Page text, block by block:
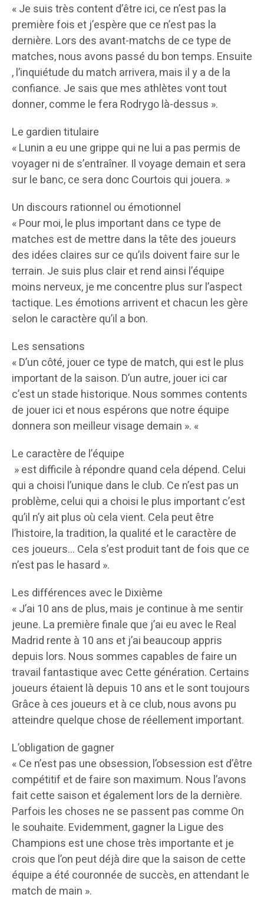
« Je suis très content d’être ici, ce n’est pas la
première fois et j’espère que ce n’est pas la
dernière. Lors des avant-matchs de ce type de
matches, nous avons passé du bon temps. Ensuite
, l’inquiétude du match arrivera, mais il y a de la
confiance. Je sais que mes athlètes vont tout
donner, comme le fera Rodrygo là-dessus ».
Le gardien titulaire
« Lunin a eu une grippe qui ne lui a pas permis de
voyager ni de s’entraîner. Il voyage demain et sera
sur le banc, ce sera donc Courtois qui jouera. »
Un discours rationnel ou émotionnel
« Pour moi, le plus important dans ce type de
matches est de mettre dans la tête des joueurs
des idées claires sur ce qu’ils doivent faire sur le
terrain. Je suis plus clair et rend ainsi l’équipe
moins nerveux, je me concentre plus sur l’aspect
tactique. Les émotions arrivent et chacun les gère
selon le caractère qu’il a bon.
Les sensations
« D’un côté, jouer ce type de match, qui est le plus
important de la saison. D’un autre, jouer ici car
c’est un stade historique. Nous sommes contents
de jouer ici et nous espérons que notre équipe
donnera son meilleur visage demain ». «
Le caractère de l’équipe
» est difficile à répondre quand cela dépend. Celui
qui a choisi l’unique dans le club. Ce n’est pas un
problème, celui qui a choisi le plus important c’est
qu’il n’y ait plus où cela vient. Cela peut être
l’histoire, la tradition, la qualité et le caractère de
ces joueurs… Cela s’est produit tant de fois que ce
n’est pas le hasard ».
Les différences avec le Dixième
« J’ai 10 ans de plus, mais je continue à me sentir
jeune. La première finale que j’ai eu avec le Real
Madrid rente à 10 ans et j’ai beaucoup appris
depuis lors. Nous sommes capables de faire un
travail fantastique avec Cette génération. Certains
joueurs étaient là depuis 10 ans et le sont toujours
Grâce à ces joueurs et à ce club, nous avons pu
atteindre quelque chose de réellement important.
L’obligation de gagner
« Ce n’est pas une obsession, l’obsession est d’être
compétitif et de faire son maximum. Nous l’avons
fait cette saison et également lors de la dernière.
Parfois les choses ne se passent pas comme On
le souhaite. Evidemment, gagner la Ligue des
Champions est une chose très importante et je
crois que l’on peut déjà dire que la saison de cette
équipe a été couronnée de succès, en attendant le
match de main ».